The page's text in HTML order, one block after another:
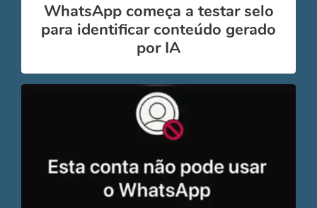
WhatsApp começa a testar selo
para identificar conteúdo gerado
por IA